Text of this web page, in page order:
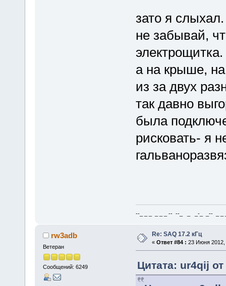
зато я
не забывай,
а на крыше,
из за двух
так давно
была
рисковать- я
--_ _ _ _ _ _ -- --_ _ _-_ _-- _ _
rw3adb
Ветеран
Сообщений: 6249
Re: SAQ 17.2 кГц
« Ответ #84 : 23 Июня 2012,
Цитата: ur4qij